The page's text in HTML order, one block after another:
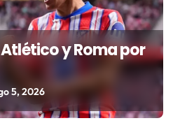
y Roma por
5, 2026